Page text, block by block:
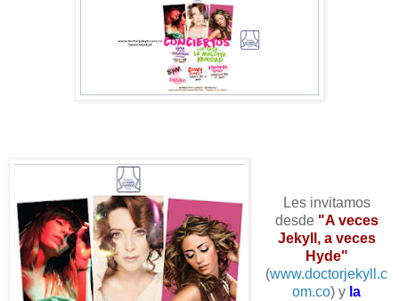
Les invitamos
desde "A veces
Jekyll, a veces
Hyde"
(www.doctorjekyll.c
om.co) y la